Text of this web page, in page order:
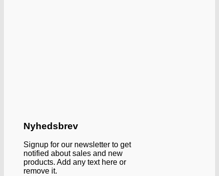
Nyhedsbrev
Signup for our newsletter to get
notified about sales and new
products. Add any text here or
remove it.